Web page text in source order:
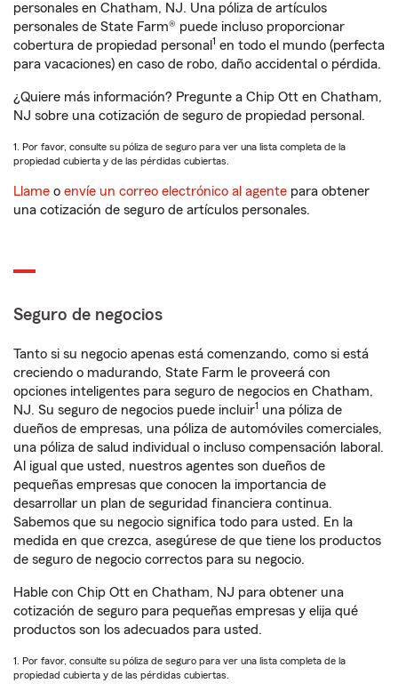
personales en Chatham, NJ. Una póliza de artículos
personales de State Farm® puede incluso proporcionar
cobertura de propiedad personal 1 en todo el mundo (perfecta
para vacaciones) en caso de robo, daño accidental o pérdida.
¿Quiere más información? Pregunte a Chip Ott en Chatham,
NJ sobre una cotización de seguro de propiedad personal.
1. Por favor, consulte su póliza de seguro para ver una lista completa de la
propiedad cubierta y de las pérdidas cubiertas.
Llame o envíe un correo electrónico al agente para obtener
una cotización de seguro de artículos personales.
Seguro de negocios
Tanto si su negocio apenas está comenzando, como si está
creciendo o madurando, State Farm le proveerá con
opciones inteligentes para seguro de negocios en Chatham,
NJ. Su seguro de negocios puede incluir1 una póliza de
dueños de empresas, una póliza de automóviles comerciales,
una póliza de salud individual o incluso compensación laboral.
Al igual que usted, nuestros agentes son dueños de
pequeñas empresas que conocen la importancia de
desarrollar un plan de seguridad financiera continua.
Sabemos que su negocio significa todo para usted. En la
medida en que crezca, asegúrese de que tiene los productos
de seguro de negocio correctos para su negocio.
Hable con Chip Ott en Chatham, NJ para obtener una
cotización de seguro para pequeñas empresas y elija qué
productos son los adecuados para usted.
1. Por favor, consulte su póliza de seguro para ver una lista completa de la
propiedad cubierta y de las pérdidas cubiertas.